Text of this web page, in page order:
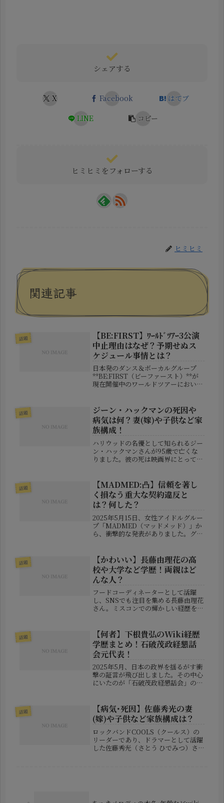
シェアする
X Facebook
はてブ
LINE
コピー
ヒミヒミをフォローする
ヒミヒミ
関連記事
話題
【BE:FIRST】ﾜｰﾙﾄﾞﾂｱｰ3公演
中止理由はなぜ？予期せぬス
ケジュール事情とは？
日本発のダンス＆ボーカルグループ
**BE:FIRST（ビーファースト）**が
現在開催中のワールドツアーにおい
衝撃が広がっています。公式発表では
「予期せぬスケジュール事情によ...
話題
ジーン・ハックマンの死因や
病気は何？妻(嫁)や子供など家
族構成！
ハリウッドの名優として知られるジー
ン・ハックマンさんが95歳で亡くな
りました。彼の死は映画界にとって大
族構成について詳しく解説していきま
す。■ ジーン・ハックマンの死因
は？...
話題
【MADMED:凸】信頼を著し
く損なう重大な契約違反と
は？何した？
2025年5月15日、女性アイドルグルー
プ「MADMED（マッドメッド）」か
ら、衝撃的な発表がありました。グル
「凸（とつ）」さんの解雇が発表され
たのです。その理由は、「...
話題
【かわいい】長藤由理花の高
校や大学など学歴！両親はど
んな人？
フードコーディネーターとして活躍
し、SNSでも注目を集める長藤由理花
さん。ミスコンでの輝かしい経歴を持
のではないでしょうか？今回は、長藤
由理花さんの高校・大学などの学歴、
そ...
話題
【何者】下根貴弘のWiki経歴
学歴まとめ！石破茂政経懇話
会元代表！
2025年5月、日本の政界を揺るがす衝
撃の証言が飛び出しました。その中心
にいたのが「石破茂政経懇話会」の元
高くない人物ですが、彼の告発によっ
て政治の裏舞台が大きく浮き彫りに...
話題
【病気･死因】佐藤秀光の妻
(嫁)や子供など家族構成は？
ロックバンドCOOLS（クールス）の
リーダーであり、ドラマーとして活躍
した佐藤秀光（さとう ひでみつ）さ